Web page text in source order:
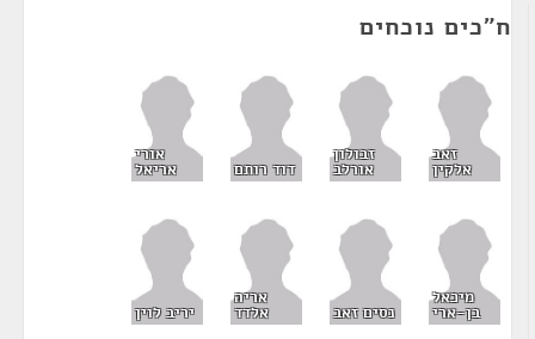
ח"כים נוכחים
זאב
אלקין
זבולון
אורלב דוד רותם
אורי
אריאל
מיכאל
בן-ארי נסים זאב
אריה
אלדד יריב לוין